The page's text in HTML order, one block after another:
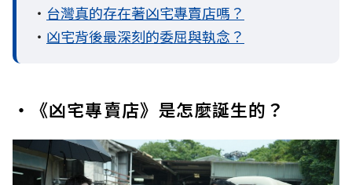
・ 台灣真的存在著凶宅專賣店嗎？
・ 凶宅背後最深刻的委屈與執念？
・《凶宅專賣店》是怎麼誕生的？